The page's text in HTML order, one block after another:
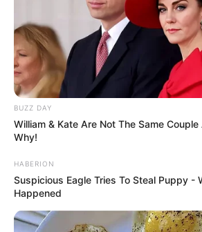
Langka Banget! 10 Pose Lucu
Katak yang Bikin Ketawa
Gemes
Ambyar! 10 Kalimat Baper
Pakai Bahasa Jawa Ini Bikin
Galau Abis
BUZZ DAY
William & Kate Are Not The Same
Why!
HABERION
Suspicious Eagle Tries To Steal Puppy -
Happened